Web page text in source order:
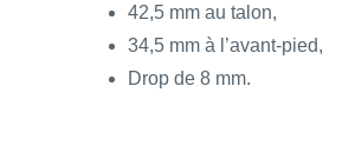
42,5 mm au talon,
34,5 mm à l’avant-pied,
Drop de 8 mm.